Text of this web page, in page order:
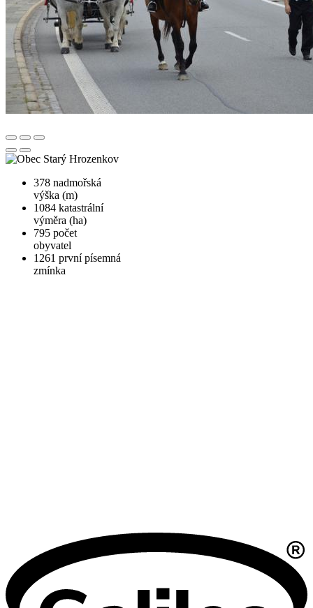
378 nadmořská
výška (m)
1084 katastrální
výměra (ha)
795 počet
obyvatel
1261 první písemná
zmínka